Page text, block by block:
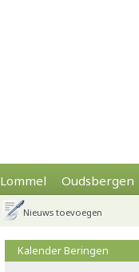
Lommel Oudsbergen
Nieuws toevoegen
Kalender Beringen